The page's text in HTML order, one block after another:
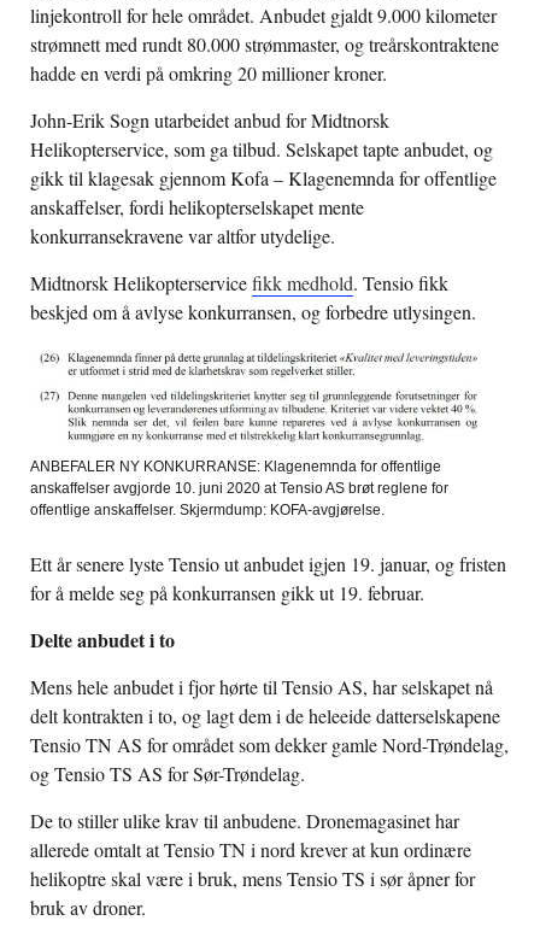
linjekontroll for hele området. Anbudet gjaldt 9.000 kilometer
strømnett med rundt 80.000 strømmaster, og treårskontraktene
hadde en verdi på omkring 20 millioner kroner.
John-Erik Sogn utarbeidet anbud for Midtnorsk
Helikopterservice, som ga tilbud. Selskapet tapte anbudet, og
gikk til klagesak gjennom Kofa – Klagenemnda for offentlige
anskaffelser, fordi helikopterselskapet mente
konkurransekravene var altfor utydelige.
Midtnorsk Helikopterservicefikk medhold. Tensio fikk
beskjed om å avlyse konkurransen, og forbedre utlysingen.
ANBEFALER NY KONKURRANSE: Klagenemnda for offentlige
anskaffelser avgjorde 10. juni 2020 at Tensio AS brøt reglene for
offentlige anskaffelser. Skjermdump: KOFA-avgjørelse.
Ett år senere lyste Tensio ut anbudet igjen 19. januar, og fristen
for å melde seg på konkurransen gikk ut 19. februar.
Delte anbudet i to
Mens hele anbudet i fjor hørte til Tensio AS, har selskapet nå
delt kontrakten i to, og lagt dem i de heleeide datterselskapene
Tensio TN AS for området som dekker gamle Nord-Trøndelag,
og Tensio TS AS for Sør-Trøndelag.
De to stiller ulike krav til anbudene. Dronemagasinet har
allerede omtalt at Tensio TN i nord krever at kun ordinære
helikoptre skal være i bruk, mens Tensio TS i sør åpner for
bruk av droner.